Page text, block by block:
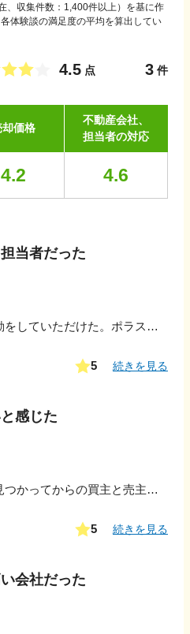
、収集件数： 1,400件以上）を基に作
体験談の満足度の平均を算出してい
4.5 点 3 件
却価格
不動産会社、
担当者の対応
4.2 4.6
当者だった
熱心に売買活動をしていただけた。ポラスは実績もあるのと、前回中古マンション、そして新築分譲住宅と購入した時にも対応が良かったので安心出来た。営業担当者に関しては、今回の人が1番良かった。スピーディーで無駄なやり取りもなく良かった。
5 続きを見る
感じた
買取希望者が見つかってからの買主と売主への対応と調整がよく、お互いに納得できる価格での売買になった。手続き上もそんなに急かされることなく、余裕をもって売買契約を締結できた。
5 続きを見る
会社だった